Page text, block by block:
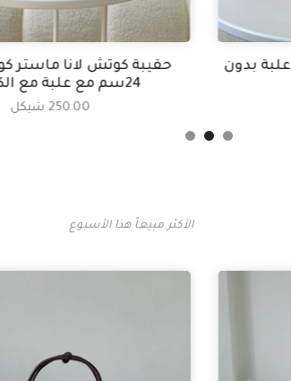
25سم مع علبة بدون
حقيبة كوتش لانا ماستر
24سم مع علبة مع الكرزة🍒
250.00 شيكل
الأكثر مبيعاً هذا الأسبوع